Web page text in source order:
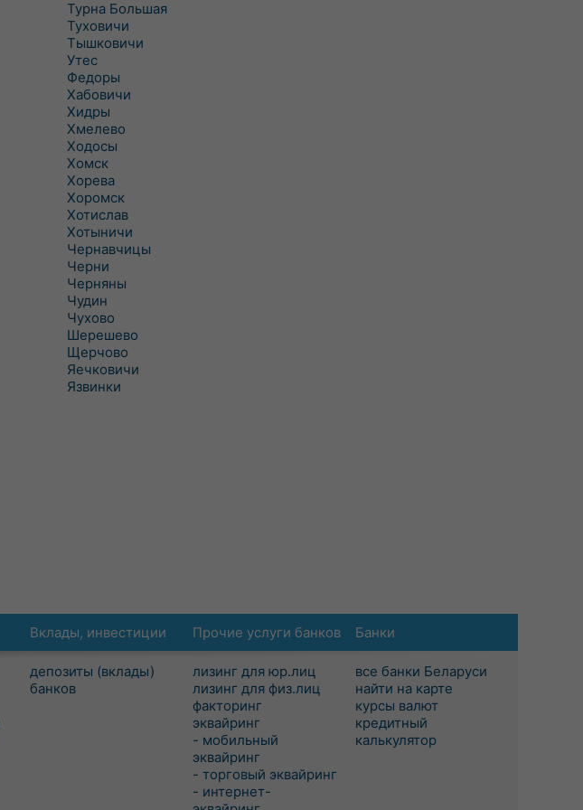
Турна Большая
Туховичи
Тышковичи
Утес
Федоры
Хабовичи
Хидры
Хмелево
Ходосы
Хомск
Хорева
Хоромск
Хотислав
Хотыничи
Чернавчицы
Черни
Черняны
Чудин
Чухово
Шерешево
Щерчово
Яечковичи
Язвинки
Вклады, инвестиции
депозиты (вклады)
банков
Прочие услуги банков
лизинг для юр.лиц
лизинг для физ.лиц
факторинг
эквайринг
- мобильный
эквайринг
- торговый эквайринг
- интернет-
Банки
все банки Беларуси
найти на карте
курсы валют
кредитный
калькулятор